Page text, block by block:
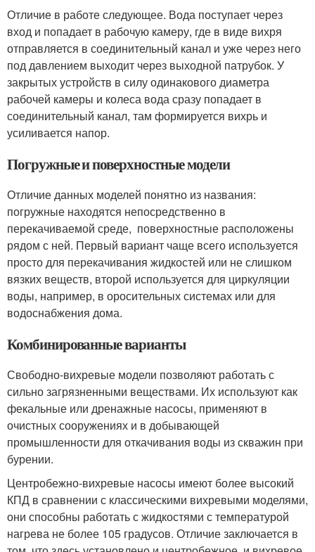
Отличие в работе следующее. Вода поступает через
вход и попадает в рабочую камеру, где в виде вихря
отправляется в соединительный канал и уже через него
под давлением выходит через выходной патрубок. У
закрытых устройств в силу одинакового диаметра
рабочей камеры и колеса вода сразу попадает в
соединительный канал, там формируется вихрь и
усиливается напор.
Погружные и поверхностные модели
Отличие данных моделей понятно из названия:
погружные находятся непосредственно в
перекачиваемой среде, поверхностные расположены
рядом с ней. Первый вариант чаще всего используется
просто для перекачивания жидкостей или не слишком
вязких веществ, второй используется для циркуляции
воды, например, в оросительных системах или для
водоснабжения дома.
Комбинированные варианты
Свободно-вихревые модели позволяют работать с
сильно загрязненными веществами. Их используют как
фекальные или дренажные насосы, применяют в
очистных сооружениях и в добывающей
промышленности для откачивания воды из скважин при
бурении.
Центробежно-вихревые насосы имеют более высокий
КПД в сравнении с классическими вихревыми моделями,
они способны работать с жидкостями с температурой
нагрева не более 105 градусов. Отличие заключается в